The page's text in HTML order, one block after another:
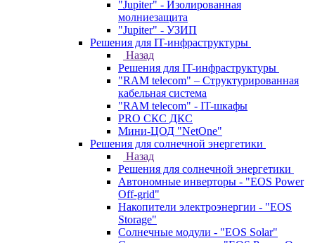
"Jupiter" - Изолированная
молниезащита
"Jupiter" - УЗИП
Решения для IT-инфраструктуры
Назад
Решения для IT-инфраструктуры
"RAM telecom" – Структурированная
кабельная система
"RAM telecom" - IT-шкафы
PRO СКС ДКС
Мини-ЦОД "NetOne"
Решения для солнечной энергетики
Назад
Решения для солнечной энергетики
Автономные инверторы - "EOS Power
Off-grid"
Накопители электроэнергии - "EOS
Storage"
Солнечные модули - "EOS Solar"